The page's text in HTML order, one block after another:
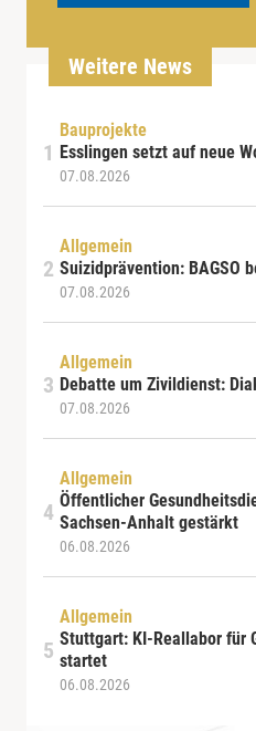
Weitere News
Bauprojekte
Esslingen setzt auf neue
07.08.2026
Allgemein
Suizidprävention: BAGSO
07.08.2026
Allgemein
Debatte um Zivildienst:
07.08.2026
Allgemein
Öffentlicher
Sachsen-Anhalt gestärkt
06.08.2026
Allgemein
Stuttgart: KI-Reallabor für
startet
06.08.2026